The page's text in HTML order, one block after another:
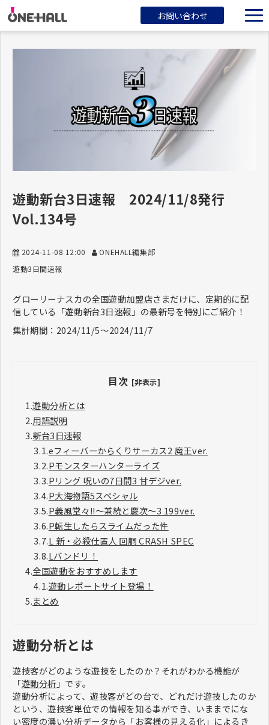
お問い合わせ
サービス一覧
ブログ
会社概要
遊動新台3日速報 2024/11/8発行
Vol.134号
2024-11-08 12:00
ONEHALL編集部
遊動3日間速報
グローリーナスカの全国遊動加盟店さまだけに、定期的に配
信している「遊動新台3日速報」の最新号を特別にご紹介！
集計期間：2024/11/5～2024/11/7
目次 [非表示]
1.遊動分析とは
2.用語説明
3.新台3日速報
3.1.eフィーバーからくりサーカス2 魔王ver.
3.2.Pモンスターハンターライズ
3.3.Pリング 呪いの7日間3 甘デジver.
3.4.P大海物語5スペシャル
3.5.P義風堂々!!～兼続と慶次～3 199ver.
3.6.P転生したらスライムだった件
3.7.L 新・必殺仕置人 回胴 CRASH SPEC
3.8.Lバンドリ！
4.全国遊動をおすすめします
4.1.遊動レポートサイト登場！
5.まとめ
遊動分析とは
遊技客がどのような遊技をしたのか？それがわかる機能が
「遊動分析」です。
遊動分析によって、遊技客がどの台で、どれだけ遊技したのか
という、遊技客単位での情報を知る事ができ、いままでにな
い密度の濃い分析データから「お客様の見える化」によるき